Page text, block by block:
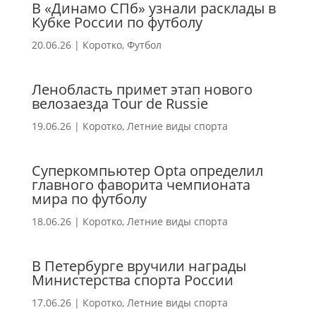
В «Динамо СПб» узнали расклады в
Кубке России по футболу
20.06.26| Коротко, Футбол
Ленобласть примет этап нового
велозаезда Tour de Russie
19.06.26| Коротко, Летние виды спорта
Суперкомпьютер Opta определил
главного фаворита чемпионата
мира по футболу
18.06.26| Коротко, Летние виды спорта
В Петербурге вручили награды
Министерства спорта России
17.06.26| Коротко, Летние виды спорта